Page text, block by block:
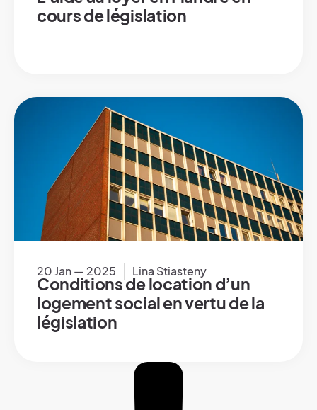
cours de législation
20 Jan — 2025 Lina Stiasteny
Conditions de location d’un
logement social en vertu de la
législation